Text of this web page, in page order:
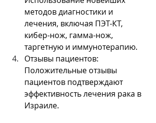
методов диагностики и
лечения, включая ПЭТ-КТ,
кибер-нож, гамма-нож,
таргетную и иммунотерапию.
Отзывы пациентов:
Положительные отзывы
пациентов подтверждают
эффективность лечения рака в
Израиле.